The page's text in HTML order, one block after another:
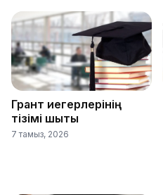
Грант иегерлерінің
тізімі шықты
7 тамыз, 2026